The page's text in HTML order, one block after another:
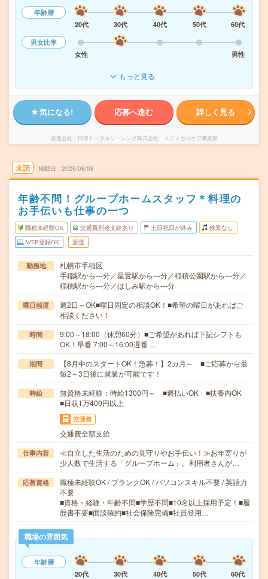
年齢層
20代
30代 40代 50代
60代
男女比率
女性
男性
もっと見る
気になる! 応募へ進む 詳しく見る
派遣会社 日研トータルソーシング株式会社 メディカルケア事業部
未読 掲載日 2026/08/08
年齢不問！グループホームスタッフ＊料理の
お手伝いも仕事の一つ
職種未経験OK 交通費別途支給あり 土日祝日が休み 残業なし
WEB登録OK 派遣
勤務地
札幌市手稲区
手稲駅から---分／星置駅から---分／稲積公園駅から---分／
稲穂駅から---分／ほしみ駅から---分
曜日頻度
週2日～OK■曜日固定の相談OK！■希望の曜日があればご
相談ください！
時間
9:00～18:00（休憩60分）■ご希望があれば下記シフトも
OK！早番 7:00～16:00遅番 …
期間
【8月中のスタートOK！急募！】2カ月～ ■ご応募から最
短2～3日後に就業が可能です！
時給
無資格未経験：時給1300円～ ■週払いOK ■扶養内OK
■日収1万400円以上
交通費
交通費全額支給
仕事内容
≪自立した生活のための見守りやお手伝い！≫お年寄りが
少人数で生活する「グループホーム」。利用者さんが…
応募資格
職種未経験OK / ブランクOK / パソコンスキル不要 / 英語力
不要
■資格・経験・年齢不問■学歴不問■10名以上採用予定！■履
歴書不要■面談確約■社会保険完備■社員登用…
職場の雰囲気
年齢層
20代
30代 40代 50代
60代